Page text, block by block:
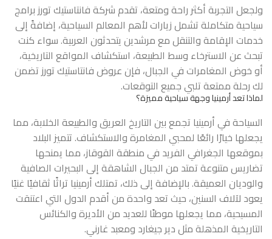
ولجعل التجربة أكثر راحة ومتعة، تقدم شركة فانتاستيك تورز برامج
سياحية متكاملة تشمل زيارات لأهم المعالم السياحية، إضافةً إلى
خدمات الإقامة والتنقل مع مرشدين يتحدثون العربية. سواء كنت
تبحث عن الاسترخاء وسط الطبيعة، استكشاف المواقع التاريخية،
أو خوض المغامرات في الجبال، فإن عروض فانتاستيك تورز تضمن
لك رحلة ممتعة تلبي جميع التوقعات.
لماذا تعد أرمينيا وجهة سياحية مميزة؟
السياحة في أرمينيا تجمع بين التاريخ العريق والطبيعة الخلابة، مما
يجعلها خيارًا رائعًا لمحبي المغامرة والاستكشاف. تتميز البلاد
بموقعها الجغرافي الفريد في منطقة القوقاز، مما يمنحها
تضاريس متنوعة تمتد من الجبال الشاهقة إلى البحيرات الصافية
والوديان العميقة. بالإضافة إلى ذلك، تمتلك أرمينيا تراثًا ثقافيًا غنيًا
يعود لآلاف السنين، حيث تعد واحدة من أقدم الدول التي اعتنقت
المسيحية، مما يجعلها موطنًا للعديد من الأديرة والكنائس
التاريخية المذهلة مثل دير جيغارد ومعبد غارني.